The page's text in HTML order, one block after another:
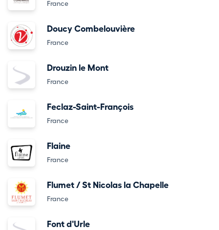
France
Doucy Combelouvière
France
Drouzin le Mont
France
Feclaz-Saint-François
France
Flaine
France
Flumet / St Nicolas la Chapelle
France
Font d'Urle